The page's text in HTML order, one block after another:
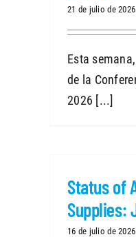
21 de julio de 2026
Esta
de la
2026 [...]
Status of
Supplies:
16 de julio de 2026